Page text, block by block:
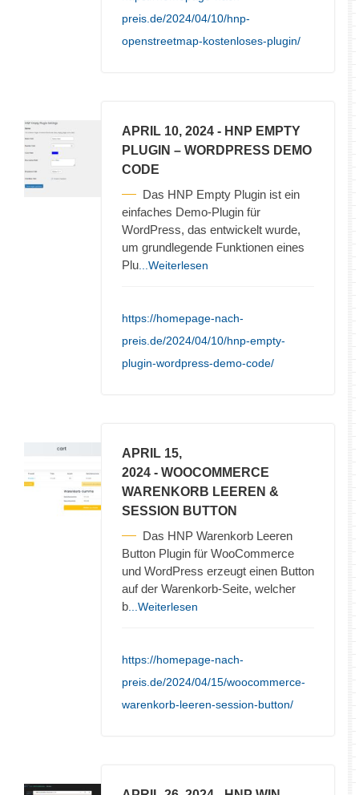
preis.de/2024/04/10/hnp-
openstreetmap-kostenloses-plugin/
APRIL 10, 2024 - HNP EMPTY
PLUGIN – WORDPRESS DEMO
CODE
Das HNP Empty Plugin ist ein
einfaches Demo-Plugin für
WordPress, das entwickelt wurde,
um grundlegende Funktionen eines
Plu ...Weiterlesen
https://homepage-nach-
preis.de/2024/04/10/hnp-empty-
plugin-wordpress-demo-code/
APRIL 15,
2024 - WOOCOMMERCE
WARENKORB LEEREN &
SESSION BUTTON
Das HNP Warenkorb Leeren
Button Plugin für WooCommerce
und WordPress erzeugt einen Button
auf der Warenkorb-Seite, welcher
b ...Weiterlesen
https://homepage-nach-
preis.de/2024/04/15/woocommerce-
warenkorb-leeren-session-button/